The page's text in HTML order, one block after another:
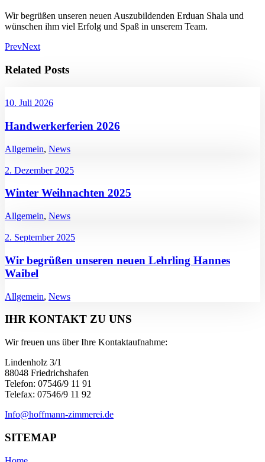
Wir begrüßen unseren neuen Auszubildenden Erduan Shala und
wünschen ihm viel Erfolg und Spaß in unserem Team.
PrevNext
Related Posts
10. Juli 2026
Handwerkerferien 2026
Allgemein, News
2. Dezember 2025
Winter Weihnachten 2025
Allgemein, News
2. September 2025
Wir begrüßen unseren neuen Lehrling Hannes
Waibel
Allgemein, News
IHR KONTAKT ZU UNS
Wir freuen uns über Ihre Kontaktaufnahme:
Lindenholz 3/1
88048 Friedrichshafen
Telefon: 07546/9 11 91
Telefax: 07546/9 11 92
Info@hoffmann-zimmerei.de
SITEMAP